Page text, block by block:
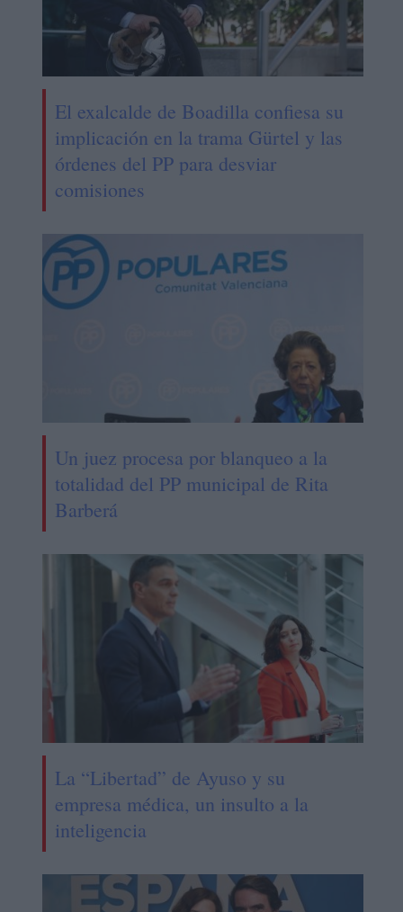
El exalcalde de Boadilla confiesa su
implicación en la trama Gürtel y las
órdenes del PP para desviar
comisiones
Un juez procesa por blanqueo a la
totalidad del PP municipal de Rita
Barberá
La “Libertad” de Ayuso y su
empresa médica, un insulto a la
inteligencia